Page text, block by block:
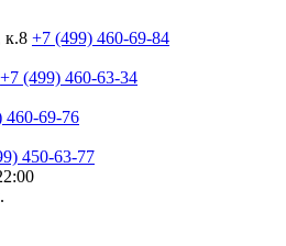
к.8 +7 (499) 460-69-84
+7 (499) 460-63-34
460-69-76
450-63-77